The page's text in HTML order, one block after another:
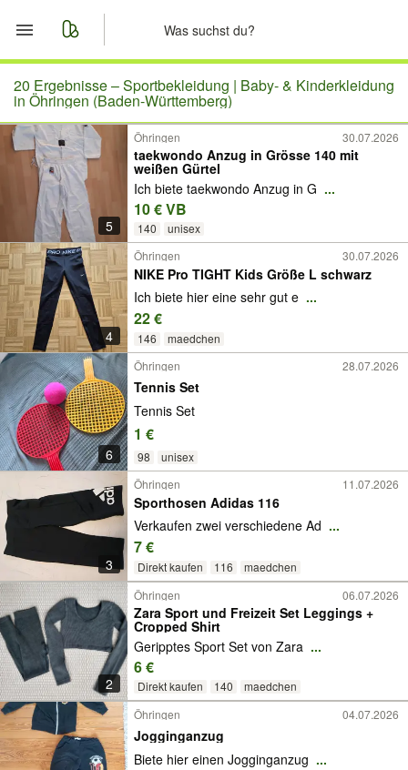
Start
Merkliste
Nachrichten
Anzeige aufgeben
20 Ergebnisse –Sportbekleidung | Baby- & Kinderkleidung
in Öhringen (Baden-Württemberg)
5
Öhringen 30.07.2026
taekwondo Anzug in Grösse 140 mit
weißen Gürtel
Ich biete taekwondo Anzug in G ...
10 € VB
140 unisex
4
Öhringen 30.07.2026
NIKE Pro TIGHT Kids Größe L schwarz
Ich biete hier eine sehr gut e ...
22 €
146 maedchen
6
Öhringen 28.07.2026
Tennis Set
Tennis Set
1 €
98 unisex
3
Öhringen 11.07.2026
Sporthosen Adidas 116
Verkaufen zwei verschiedene Ad ...
7 €
Direkt kaufen 116 maedchen
2
Öhringen 06.07.2026
Zara Sport und Freizeit Set Leggings +
Cropped Shirt
Geripptes Sport Set von Zara ...
6 €
Direkt kaufen 140 maedchen
Öhringen 04.07.2026
Jogginganzug
Biete hier einen Jogginganzug ...